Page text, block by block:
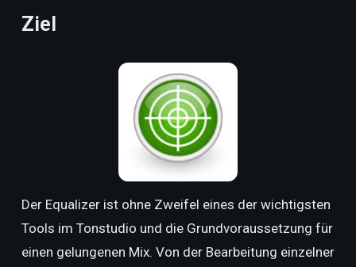
Ziel
Der Equalizer ist ohne Zweifel eines der wichtigsten
Tools im Tonstudio und die Grundvoraussetzung für
einen gelungenen Mix. Von der Bearbeitung einzelner